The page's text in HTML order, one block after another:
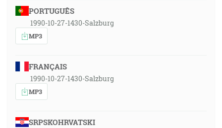
PORTUGUÊS
1990-10-27-1430-Salzburg
MP3
FRANÇAIS
1990-10-27-1430-Salzburg
MP3
SRPSKOHRVATSKI